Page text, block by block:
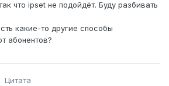
что ipset не подойдёт. Буду разбивать
какие-то другие способы
абонентов?
Цитата